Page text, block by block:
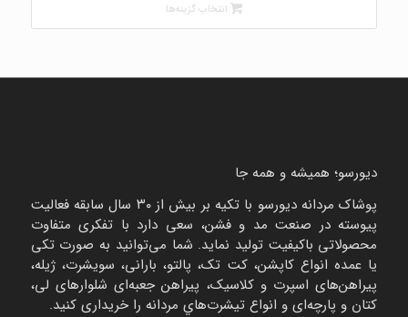
انتخاب گزینه‌ها
دیورسو؛ همیشه و همه جا
پوشاک مردانه دیورسو با تکیه بر بیش از ۳۰ سال سابقه فعالیت
پیوسته در صنعت مد و فشن، سعی دارد با تفکری متفاوت
محصولاتی باکیفیت تولید نماید. شما می‌توانید به صورت تکی
یا عمده انواع کاپشن، کت تک، پالتو، بارانی، سویشرت، ژیله،
پیراهن‌های اسپرت و کلاسیک، پیراهن جعبه‌ای شلوارهای لی،
کتان و پارچه‌ای و انواع تیشرت‌هاي مردانه را خریداری کنید.